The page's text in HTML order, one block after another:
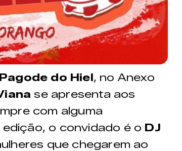
Pagode do Hiel, no Anexo
se apresenta aos
com alguma
o convidado é o DJ
que chegarem ao